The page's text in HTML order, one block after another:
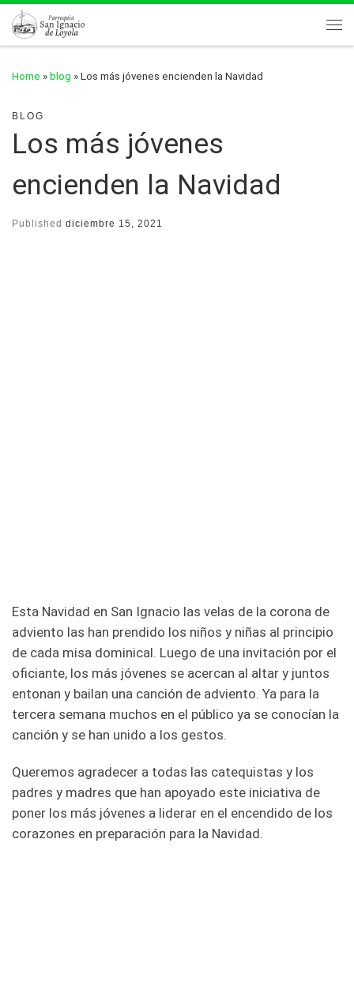
Skip to content
Home » blog » Los más jóvenes encienden la Navidad
BLOG
Los más jóvenes
encienden la Navidad
Published diciembre 15, 2021
Esta Navidad en San Ignacio las velas de la corona de
adviento las han prendido los niños y niñas al principio
de cada misa dominical. Luego de una invitación por el
oficiante, los más jóvenes se acercan al altar y juntos
entonan y bailan una canción de adviento. Ya para la
tercera semana muchos en el público ya se conocían la
canción y se han unido a los gestos.
Queremos agradecer a todas las catequistas y los
padres y madres que han apoyado este iniciativa de
poner los más jóvenes a liderar en el encendido de los
corazones en preparación para la Navidad.